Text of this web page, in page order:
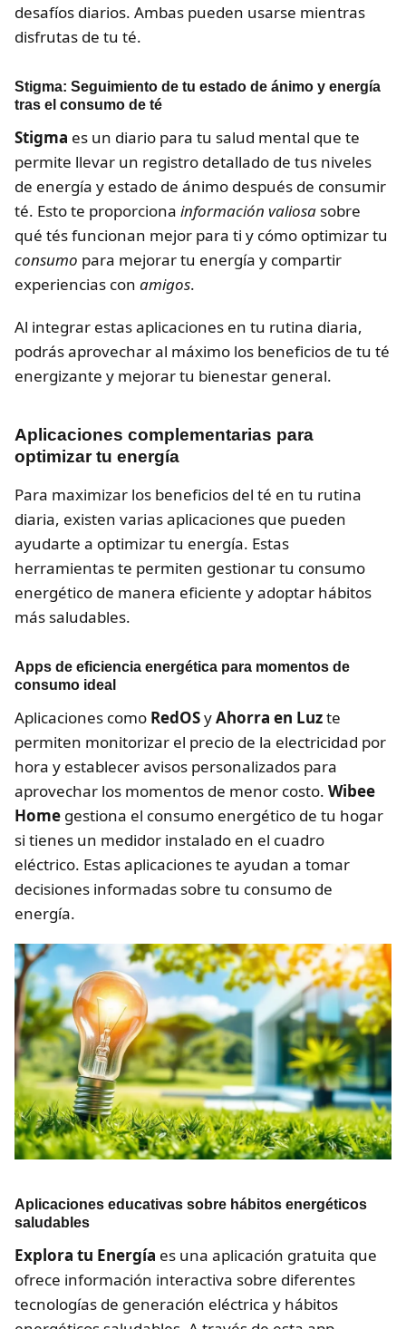
desafíos diarios. Ambas pueden usarse mientras
disfrutas de tu té.
Stigma: Seguimiento de tu estado de ánimo y energía
tras el consumo de té
Stigma es un diario para tu salud mental que te
permite llevar un registro detallado de tus niveles
de energía y estado de ánimo después de consumir
té. Esto te proporciona información valiosa sobre
qué tés funcionan mejor para ti y cómo optimizar tu
consumo para mejorar tu energía y compartir
experiencias con amigos.
Al integrar estas aplicaciones en tu rutina diaria,
podrás aprovechar al máximo los beneficios de tu té
energizante y mejorar tu bienestar general.
Aplicaciones complementarias para
optimizar tu energía
Para maximizar los beneficios del té en tu rutina
diaria, existen varias aplicaciones que pueden
ayudarte a optimizar tu energía. Estas
herramientas te permiten gestionar tu consumo
energético de manera eficiente y adoptar hábitos
más saludables.
Apps de eficiencia energética para momentos de
consumo ideal
Aplicaciones como RedOSyAhorra en Luzte
permiten monitorizar el precio de la electricidad por
hora y establecer avisos personalizados para
aprovechar los momentos de menor costo. Wibee
Home gestiona el consumo energético de tu hogar
si tienes un medidor instalado en el cuadro
eléctrico. Estas aplicaciones te ayudan a tomar
decisiones informadas sobre tu consumo de
energía.
Aplicaciones educativas sobre hábitos energéticos
saludables
Explora tu Energía es una aplicación gratuita que
ofrece información interactiva sobre diferentes
tecnologías de generación eléctrica y hábitos